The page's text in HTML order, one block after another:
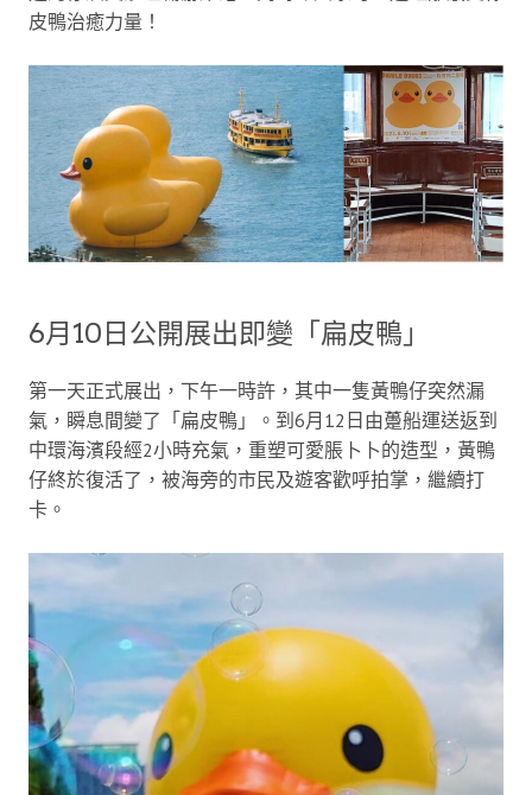
皮鴨治癒力量！
6月10日公開展出即變「扁皮鴨」
第一天正式展出，下午一時許，其中一隻黃鴨仔突然漏
氣，瞬息間變了「扁皮鴨」。到6月12日由躉船運送返到
中環海濱段經2小時充氣，重塑可愛脹卜卜的造型，黃鴨
仔終於復活了，被海旁的市民及遊客歡呼拍掌，繼續打
卡。